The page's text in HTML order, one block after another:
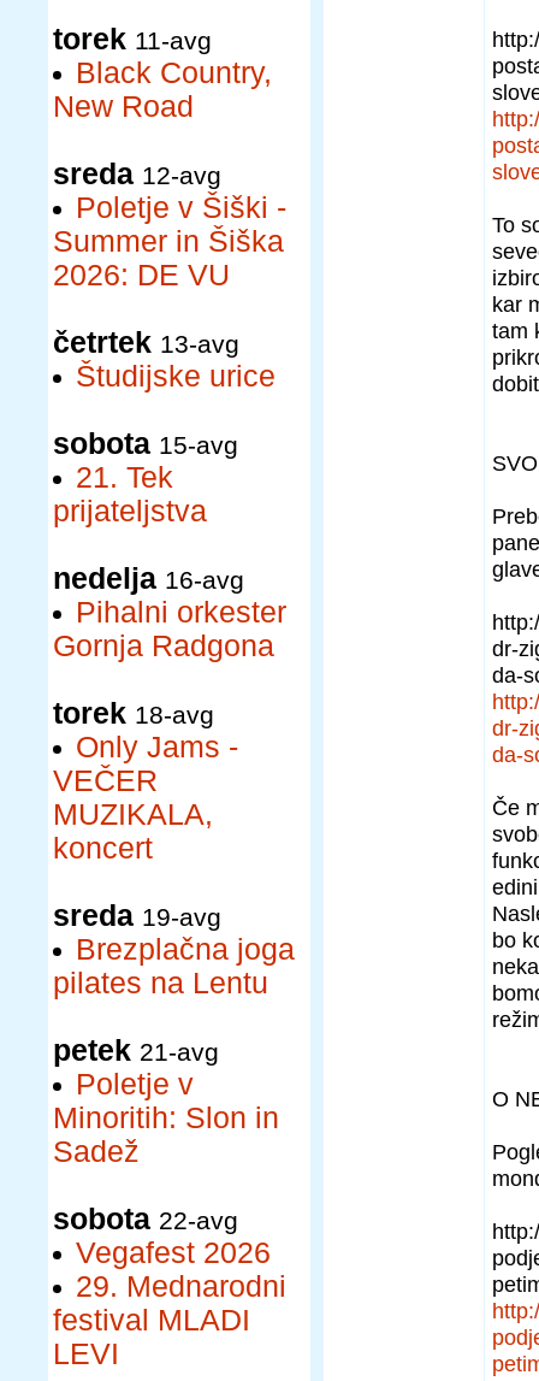
torek 11-avg
Black Country,
New Road
sreda 12-avg
Poletje v Šiški -
Summer in Šiška
2026: DE VU
četrtek 13-avg
Študijske urice
sobota 15-avg
21. Tek
prijateljstva
nedelja 16-avg
Pihalni orkester
Gornja Radgona
torek 18-avg
Only Jams -
VEČER
MUZIKALA,
koncert
sreda 19-avg
Brezplačna joga
pilates na Lentu
petek 21-avg
Poletje v
Minoritih: Slon in
Sadež
sobota 22-avg
Vegafest 2026
29. Mednarodni
festival MLADI
LEVI
To
kar
tam
dr-
da-
dr-
da-
Če
bo
O